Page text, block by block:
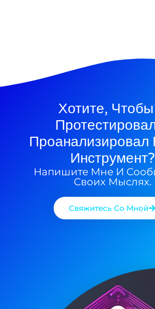
Хотите,
Проанализировал
Инструмент?
Напишите Мне И
Своих Мыслях.
Свяжитесь Со Мной